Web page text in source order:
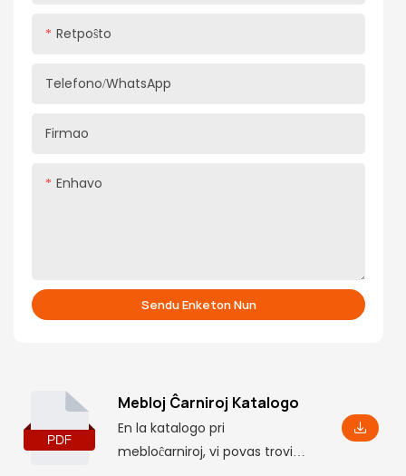
Retpoŝto
Telefono/WhatsApp
Firmao
Enhavo
Sendu Enketon Nun
Mebloj Ĉarniroj Katalogo
En la katalogo pri
mebloĉarniroj, vi povas trovi